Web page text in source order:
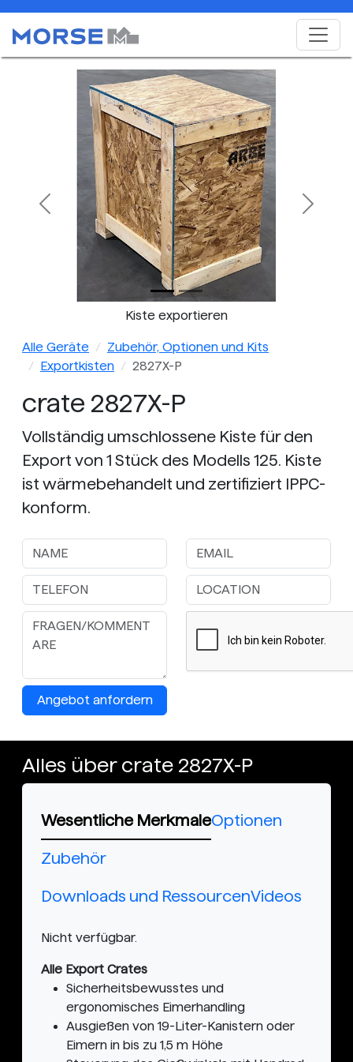
Kiste exportieren
Previous Next
Alle Geräte
Zubehör, Optionen und Kits
Exportkisten
2827X-P
crate 2827X-P
Vollständig umschlossene Kiste für den
Export von 1 Stück des Modells 125. Kiste
ist wärmebehandelt und zertifiziert IPPC-
konform.
Angebot anfordern
Alles über crate 2827X-P
Wesentliche MerkmaleOptionen
Zubehör
Downloads und RessourcenVideos
Nicht verfügbar.
Alle Export Crates
Sicherheitsbewusstes und
ergonomisches Eimerhandling
Ausgießen von 19-Liter-Kanistern oder
Eimern in bis zu 1,5 m Höhe